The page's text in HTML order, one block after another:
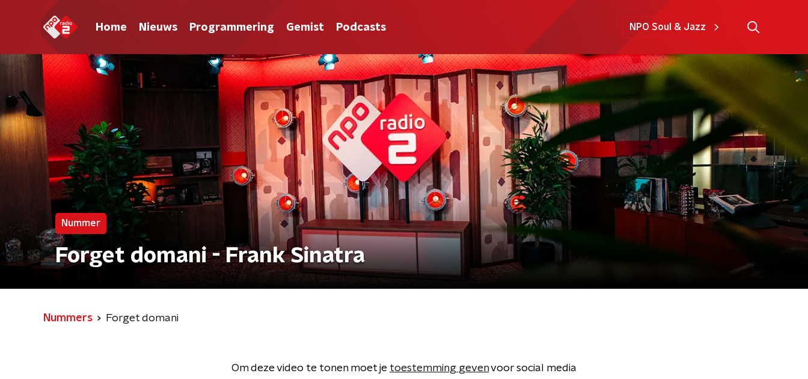
Home Nieuws Programmering Gemist Podcasts NPO Soul & Jazz
Nummer
Forget domani - Frank Sinatra
Nummers Forget domani
Om deze video te tonen moet je toestemming gevenvoor social media